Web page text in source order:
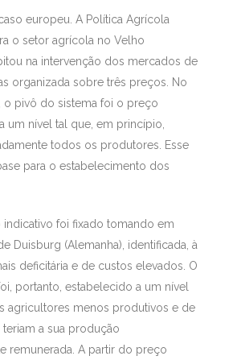
europeu. A Política Agrícola
o setor agrícola no Velho
na intervenção dos mercados de
organizada sobre três preços. No
o pivô do sistema foi o preço
um nível tal que, em princípio,
todos os produtores. Esse
para o estabelecimento dos
foi fixado tomando em
Duisburg (Alemanha), identificada, à
deficitária e de custos elevados. O
portanto, estabelecido a um nível
agricultores menos produtivos e de
a sua produção
remunerada. A partir do preço